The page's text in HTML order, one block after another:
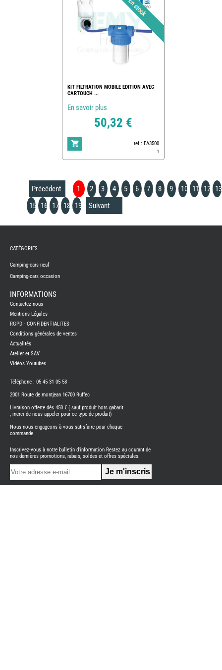
KIT FILTRATION MOBILE EDITION AVEC
CARTOUCH ...
En savoir plus
50,32 €
ref : EA3500
1
Précédent 1 2 3 4 5 6 7 8 9 10 11 12
13
15
16 17 18 19 Suivant
CAMPING-
NEUFS
CAMPING-
CAMPING-
BENIMAR
CAMPING-
CARADO
CAMPING-
ITINEO
CAMPING-
OCCASION
CARADO
NEUFS
FOURGON
BENIMAR
FOURGON
CATÉGORIES
Camping-cars neuf
Camping-cars occasion
INFORMATIONS
Contactez-nous
Mentions Légales
RGPD - CONFIDENTIALITES
Conditions générales de ventes
Actualités
Atelier et SAV
Vidéos Youtubes
Téléphone : 05 45 31 05 58
2001 Route de montjean 16700 Ruffec
Livraison offerte dès 450 € ( sauf produit hors gabarit
, merci de nous appeler pour ce type de produit)
Nous nous engageons à vous satisfaire pour chaque
commande.
Inscrivez-vous à notre bulletin d'information Restez au courant de
nos dernières promotions, rabais, soldes et offres spéciales.